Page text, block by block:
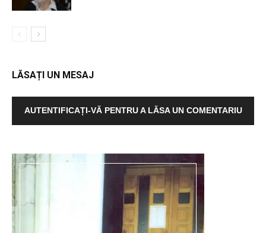
LĂSAȚI UN MESAJ
AUTENTIFICAȚI-VĂ PENTRU A LĂSA UN COMENTARIU